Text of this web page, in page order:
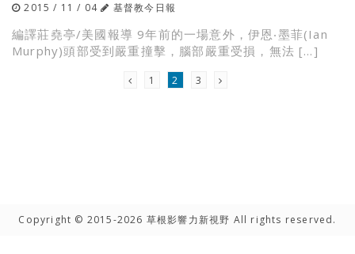
2015 / 11 / 04 基督教今日報
編譯莊堯亭/美國報導 9年前的一場意外，伊恩‧墨菲(Ian
Murphy)頭部受到嚴重撞擊，腦部嚴重受損，無法 […]
1 2 3
Copyright © 2015-2026 草根影響力新視野 All rights reserved.